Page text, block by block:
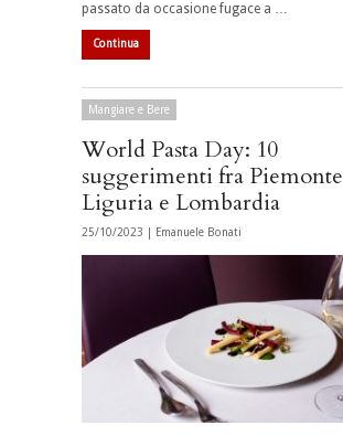
passato da occasione fugace a …
Continua
Mangiare e Bere
World Pasta Day: 10
suggerimenti fra Piemonte
Liguria e Lombardia
25/10/2023 | Emanuele Bonati